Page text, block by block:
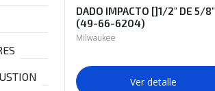
DADO IMPACTO []1/2" DE 5/8"
(49-66-6204)
Milwaukee
Ver detalle